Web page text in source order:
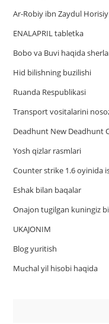
Ar-Robiy ibn Zaydul Horisiy
ENALAPRIL tabletka
Bobo va Buvi haqida
Hid bilishning buzilishi
Ruanda Respublikasi
Trаnsport vositаlаrini
Deadhunt New Deadhunt
Yosh qizlar rasmlari
Counter strike 1.6 oyinida
Eshak bilan baqalar
Onajon tugilgan kuningiz
UKAJONIM
Blog yuritish
Muchal yil hisobi haqida